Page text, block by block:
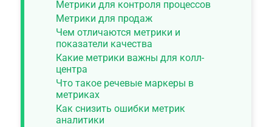
Метрики для контроля процессов
Метрики для продаж
Чем отличаются метрики и
показатели качества
Какие метрики важны для колл-
центра
Что такое речевые маркеры в
метриках
Как снизить ошибки метрик
аналитики